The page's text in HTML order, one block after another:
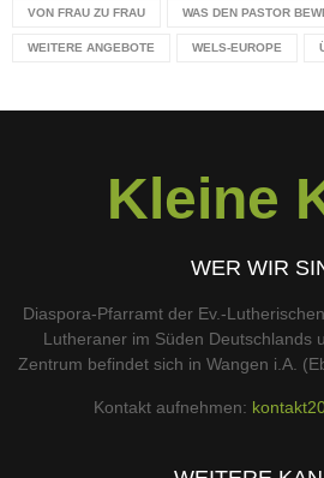
VON FRAU ZU FRAU WAS DEN PASTOR
WEITERE ANGEBOTE WELS-EUROPE
Kleine
WER WIR
Diaspora-Pfarramt der Ev.-
Lutheraner im Süden Deutschlands
Zentrum befindet sich in Wangen i.A.
Kontakt aufnehmen: